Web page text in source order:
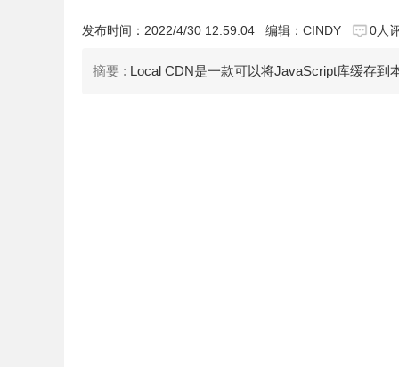
发布时间： 2022/4/30 12:59:04 编辑：CINDY 0人
摘要 : Local CDN是一款可以将JavaScript库缓存